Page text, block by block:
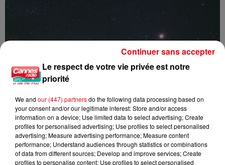
Le respect de votre vie privée est notre
priorité
We and our (447) partnersdo the following data processing based on
your consent and/or our legitimate interest: Store and/or access
information on a device; Use limited data to select advertising; Create
profiles for personalised advertising; Use profiles to select personalised
advertising; Measure advertising performance; Measure content
performance; Understand audiences through statistics or combinations
of data from different sources; Develop and improve services; Create
profiles to personalise content; Use profiles to select personalised
Continuer sans accepter